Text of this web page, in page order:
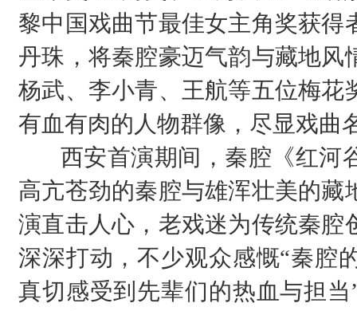
黎中国戏曲节最佳女主角奖获
丹珠，将秦腔豪迈气韵与藏地
杨武、李小青、王航等五位梅花
有血有肉的人物群像，尽显戏曲
西安首演期间，秦腔《红河
高亢苍劲的秦腔与雄浑壮美的
演直击人心，老戏迷为传统秦腔
深深打动，不少观众感慨“秦腔
真切感受到先辈们的热血与担